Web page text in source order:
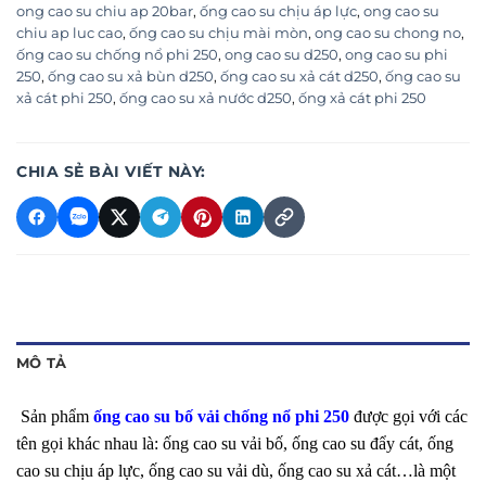
ong cao su chiu ap 20bar, ống cao su chịu áp lực, ong cao su
chiu ap luc cao, ống cao su chịu mài mòn, ong cao su chong no,
ống cao su chống nổ phi 250, ong cao su d250, ong cao su phi
250, ống cao su xả bùn d250, ống cao su xả cát d250, ống cao su
xả cát phi 250, ống cao su xả nước d250, ống xả cát phi 250
CHIA SẺ BÀI VIẾT NÀY:
MÔ TẢ
Sản phẩm ống cao su bố vải chống nổ phi 250 được gọi với các
tên gọi khác nhau là: ống cao su vải bố, ống cao su đẩy cát, ống
cao su chịu áp lực, ống cao su vải dù, ống cao su xả cát…là một